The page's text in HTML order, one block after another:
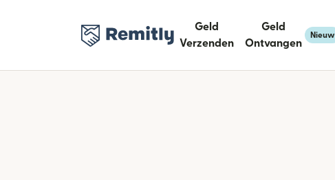
Geld
Verzenden
Geld
Ontvangen
Nieuw